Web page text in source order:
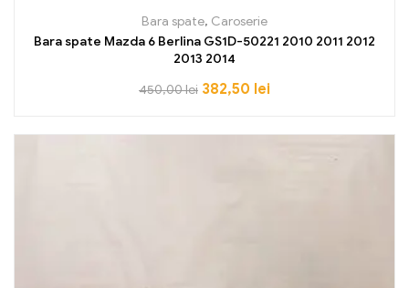
Bara spate, Caroserie
Bara spate Mazda 6 Berlina GS1D-50221 2010 2011 2012
2013 2014
450,00lei 382,50 lei